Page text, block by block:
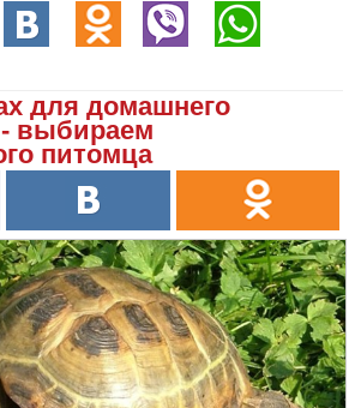
для домашнего
выбираем
питомца